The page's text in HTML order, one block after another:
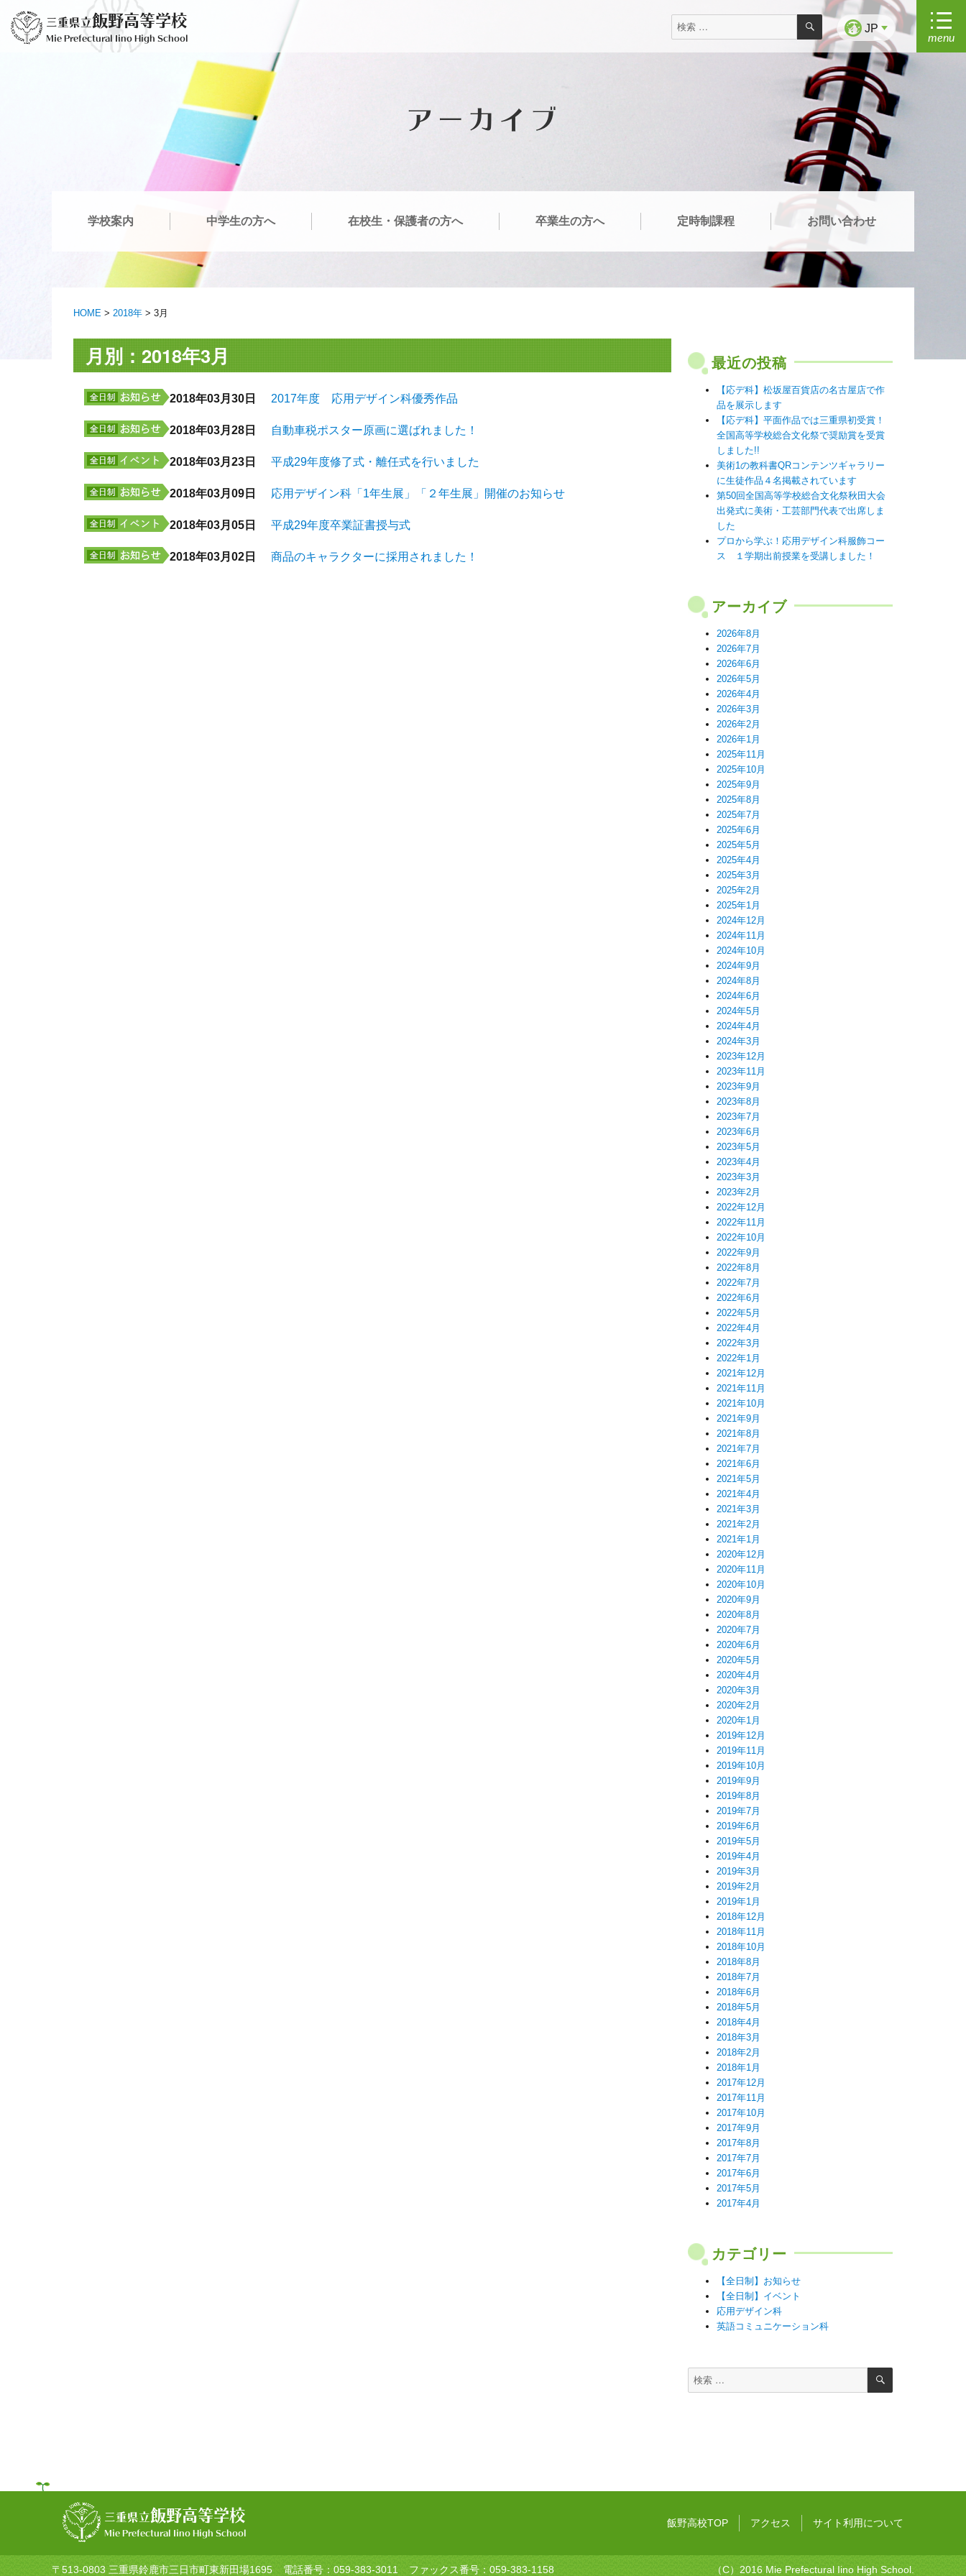
三重県立飯野高等学校
Mie Prefectural Iino High School
検
索
対
検
索 JP
menu
アーカイブ
学校案内 中学生の方へ 在校生・保護者の方へ 卒業生の方へ 定時制課程 お問い合わせ
HOME > 2018年 > 3月
月別：2018年3月
2018年03月30日 2017年度 応用デザイン科優秀作品
2018年03月28日 自動車税ポスター原画に選ばれました！
2018年03月23日 平成29年度修了式・離任式を行いました
2018年03月09日 応用デザイン科「1年生展」「２年生展」開催のお知らせ
2018年03月05日 平成29年度卒業証書授与式
2018年03月02日 商品のキャラクターに採用されました！
最近の投稿
【応デ科】松坂屋百貨店の名古屋店で作
品を展示します
【応デ科】平面作品では三重県初受賞！
全国高等学校総合文化祭で奨励賞を受賞
しました!!
美術1の教科書QRコンテンツギャラリー
に生徒作品４名掲載されています
第50回全国高等学校総合文化祭秋田大会
出発式に美術・工芸部門代表で出席しま
した
プロから学ぶ！応用デザイン科服飾コー
ス １学期出前授業を受講しました！
アーカイブ
2026年8月
2026年7月
2026年6月
2026年5月
2026年4月
2026年3月
2026年2月
2026年1月
2025年11月
2025年10月
2025年9月
2025年8月
2025年7月
2025年6月
2025年5月
2025年4月
2025年3月
2025年2月
2025年1月
2024年12月
2024年11月
2024年10月
2024年9月
2024年8月
2024年6月
2024年5月
2024年4月
2024年3月
2023年12月
2023年11月
2023年9月
2023年8月
2023年7月
2023年6月
2023年5月
2023年4月
2023年3月
2023年2月
2022年12月
2022年11月
2022年10月
2022年9月
2022年8月
2022年7月
2022年6月
2022年5月
2022年4月
2022年3月
2022年1月
2021年12月
2021年11月
2021年10月
2021年9月
2021年8月
2021年7月
2021年6月
2021年5月
2021年4月
2021年3月
2021年2月
2021年1月
2020年12月
2020年11月
2020年10月
2020年9月
2020年8月
2020年7月
2020年6月
2020年5月
2020年4月
2020年3月
2020年2月
2020年1月
2019年12月
2019年11月
2019年10月
2019年9月
2019年8月
2019年7月
2019年6月
2019年5月
2019年4月
2019年3月
2019年2月
2019年1月
2018年12月
2018年11月
2018年10月
2018年8月
2018年7月
2018年6月
2018年5月
2018年4月
2018年3月
2018年2月
2018年1月
2017年12月
2017年11月
2017年10月
2017年9月
2017年8月
2017年7月
2017年6月
2017年5月
2017年4月
カテゴリー
【全日制】お知らせ
【全日制】イベント
応用デザイン科
英語コミュニケーション科
検
索
検
三重県立飯野高等学校
Mie Prefectural Iino High School
飯野高校TOP アクセス サイト利用について
〒513-0803 三重県鈴鹿市三日市町東新田場1695 電話番号： 059-383-3011 ファックス番号：059-383-1158 （C）2016 Mie Prefectural Iino High School.